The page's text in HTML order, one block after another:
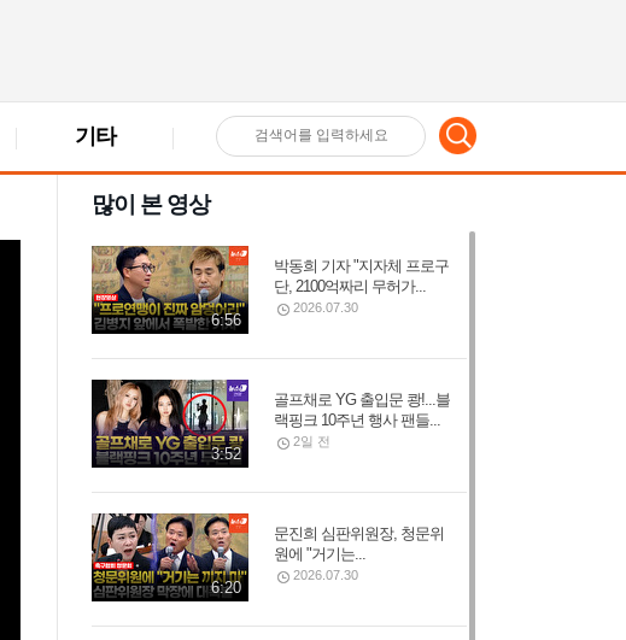
기타 검
어
입
력
많이 본 영상
6:56
박동희 기자 "지자체 프로구
단, 2100억짜리 무허가...
2026.07.30
3:52
골프채로 YG 출입문 쾅!...블
랙핑크 10주년 행사 팬들...
2일 전
6:20
문진희 심판위원장, 청문위
원에 "거기는...
2026.07.30